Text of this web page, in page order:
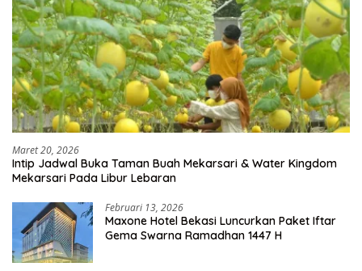
Maret 20, 2026
Intip Jadwal Buka Taman Buah Mekarsari & Water Kingdom
Mekarsari Pada Libur Lebaran
Februari 13, 2026
Maxone Hotel Bekasi Luncurkan Paket Iftar
Gema Swarna Ramadhan 1447 H